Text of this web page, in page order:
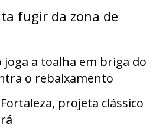
fugir da zona de
joga a toalha em briga do
o rebaixamento
projeta clássico